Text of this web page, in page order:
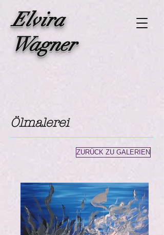
Elvira
Wagner
Ölmalerei
ZURÜCK ZU GALERIEN